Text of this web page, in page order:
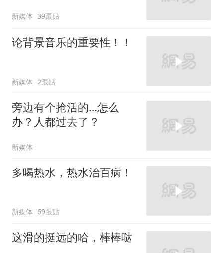
新媒体 39跟贴
论背景音乐的重要性！！
新媒体 2跟贴
旁边有个抢活的…怎么
办？人都过去了？
新媒体
多喝热水，热水治百病！
新媒体 69跟贴
这滑的挺远的哈，棒棒哒